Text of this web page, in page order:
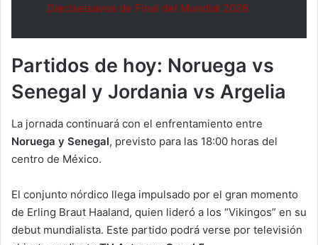
Dieciseisavos de Final del Mundial 2026
Partidos de hoy: Noruega vs
Senegal y Jordania vs Argelia
La jornada continuará con el enfrentamiento entre
Noruega y Senegal, previsto para las 18:00 horas del
centro de México.
El conjunto nórdico llega impulsado por el gran momento
de Erling Braut Haaland, quien lideró a los “Vikingos” en su
debut mundialista. Este partido podrá verse por televisión